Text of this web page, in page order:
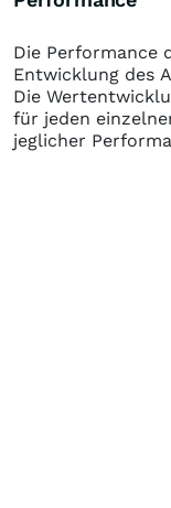
Die Performance
Entwicklung des
Die
für jeden
jeglicher